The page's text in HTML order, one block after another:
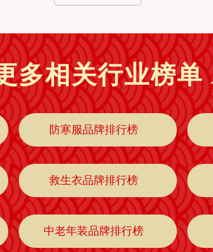
多相关行业榜单
防寒服品牌排行榜
救生衣品牌排行榜
中老年装品牌排行榜